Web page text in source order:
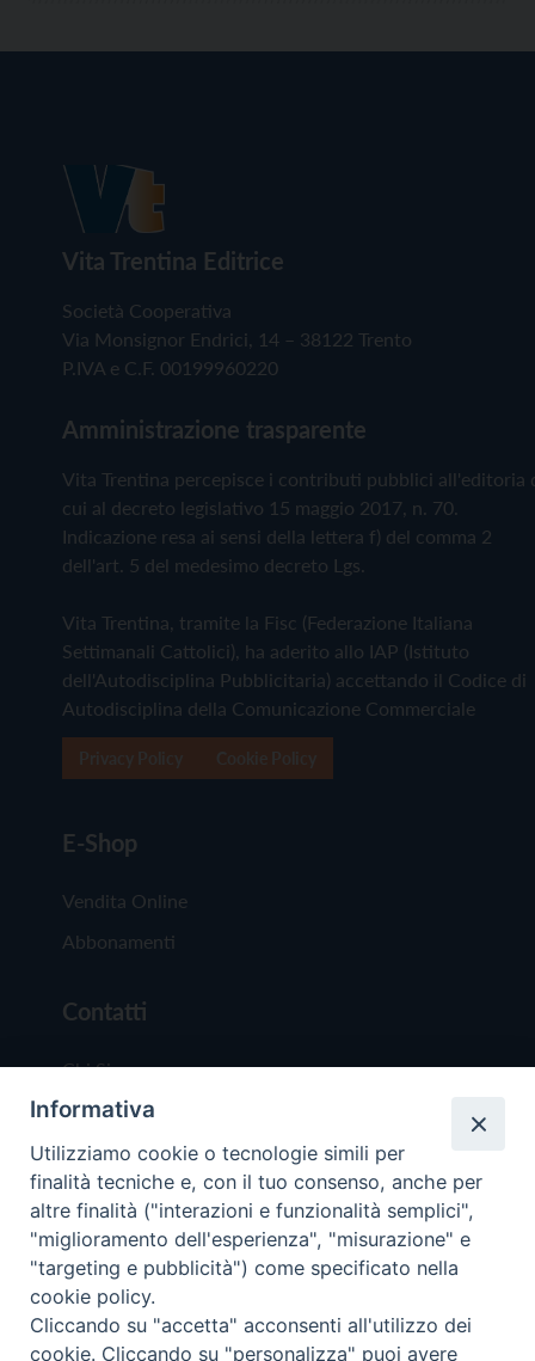
Vita Trentina Editrice
Società Cooperativa
Via Monsignor Endrici, 14 – 38122 Trento
P.IVA e C.F. 00199960220
Amministrazione trasparente
Vita Trentina percepisce i contributi pubblici all'editoria
cui al decreto legislativo 15 maggio 2017, n. 70.
Indicazione resa ai sensi della lettera f) del comma 2
dell'art. 5 del medesimo decreto Lgs.
Vita Trentina, tramite la Fisc (Federazione Italiana
Settimanali Cattolici), ha aderito allo IAP (Istituto
dell'Autodisciplina Pubblicitaria) accettando il Codice di
Autodisciplina della Comunicazione Commerciale
E-Shop
Vendita Online
Abbonamenti
Contatti
Chi Siamo
Redazione
Scrivici
Copyright © 2019 - Tutti i diritti riservati - Vita
Trentina Editrice
Informativa
Utilizziamo cookie o tecnologie simili per
finalità tecniche e, con il tuo consenso, anche per
altre finalità ("interazioni e funzionalità semplici",
"miglioramento dell'esperienza", "misurazione" e
"targeting e pubblicità") come specificato nella
cookie policy.
Cliccando su "accetta" acconsenti all'utilizzo dei
cookie. Cliccando su "personalizza" puoi avere